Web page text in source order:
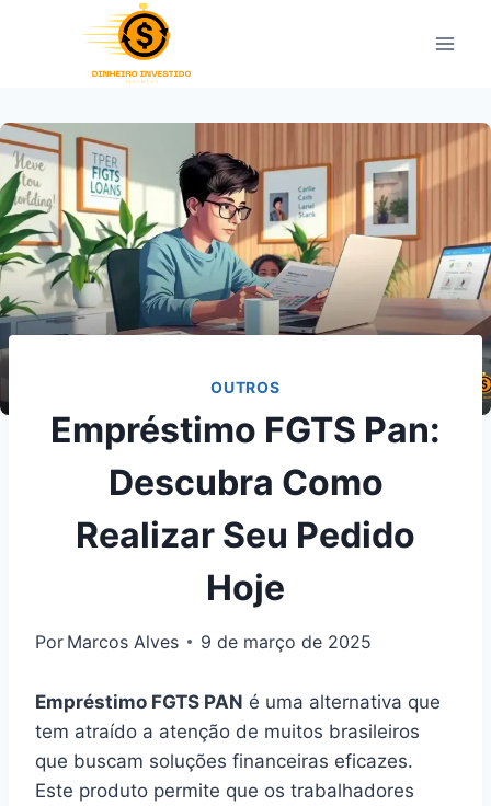
OUTROS
Empréstimo FGTS Pan:
Descubra Como
Realizar Seu Pedido
Hoje
Por Marcos Alves 9 de março de 2025
Empréstimo FGTS PAN é uma alternativa que
tem atraído a atenção de muitos brasileiros
que buscam soluções financeiras eficazes.
Este produto permite que os trabalhadores